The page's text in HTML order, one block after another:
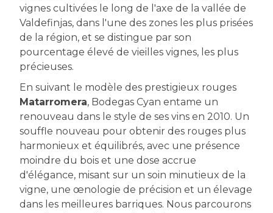
vignes cultivées le long de l'axe de la vallée de
Valdefinjas, dans l'une des zones les plus prisées
de la région, et se distingue par son
pourcentage élevé de vieilles vignes, les plus
précieuses.
En suivant le modèle des prestigieux rouges
Matarromera, Bodegas Cyan entame un
renouveau dans le style de ses vins en 2010. Un
souffle nouveau pour obtenir des rouges plus
harmonieux et équilibrés, avec une présence
moindre du bois et une dose accrue
d'élégance, misant sur un soin minutieux de la
vigne, une œnologie de précision et un élevage
dans les meilleures barriques. Nous parcourons